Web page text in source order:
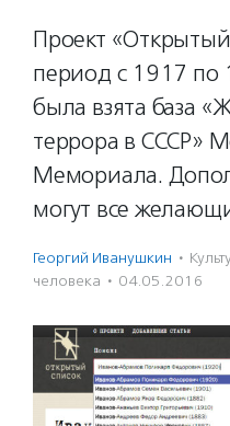
Проект
период с 1917 по
была взята база
террора в СССР»
Мемориала.
могут все
Георгий Иванушкин ·
человека · 04.05.2016